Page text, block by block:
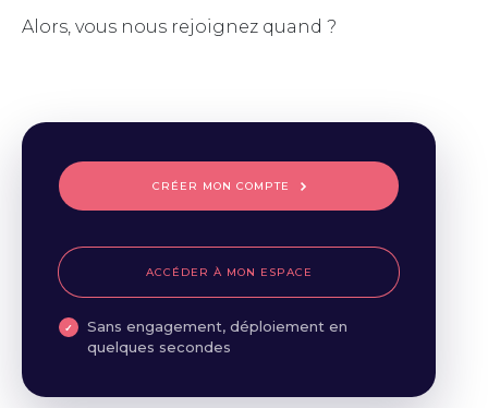
Alors, vous nous rejoignez quand ?
CRÉER MON COMPTE
ACCÉDER À MON ESPACE
Sans engagement, déploiement en
quelques secondes